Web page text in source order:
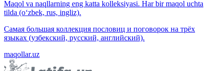
Maqol va naqllarning eng katta kolleksiyasi. Har bir maqol uchta
tilda (o‘zbek, rus, ingliz).
Самая большая коллекция пословиц и поговорок на трёх
языках (узбекский, русский, английский).
maqollar.uz